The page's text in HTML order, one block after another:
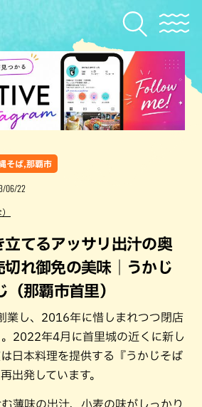
そば,那覇市
06/22
立てるアッサリ出汁の奥
れ御免の美味｜うかじ
（那覇市首里）
業し、2016年に惜しまれつつ閉店
。2022年4月に首里城の近くに新し
日本料理を提供する『うかじそば
出発しています。
薄味の出汁、小麦の味がしっかり